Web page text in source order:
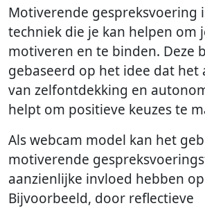
Motiverende gespreksvoering
techniek die je kan helpen om
motiveren en te binden. Deze
gebaseerd op het idee dat het
van zelfontdekking en
helpt om positieve keuzes te
Als webcam model kan het
motiverende
aanzienlijke invloed hebben
Bijvoorbeeld, door reflectieve